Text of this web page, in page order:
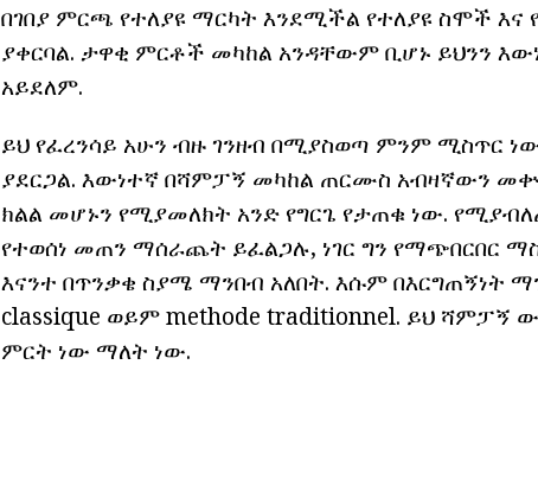
በገበያ ምርጫ የተለያዩ ማርካት እንደሚችል የተለያዩ ስሞች
ያቀርባል. ታዋቂ ምርቶች መካከል አንዳቸውም ቢሆኑ ይህንን
አይደለም.
ይህ የፈረንሳይ አሁን ብዙ ገንዘብ በሚያስወጣ ምንም ሚስጥር
ያደርጋል. እውነተኛ በሻምፓኝ መካከል ጠርሙስ አብዛኛውን
ክልል መሆኑን የሚያመለክት አንድ የግርጌ የታጠቁ ነው.
የተወሰነ መጠን ማሰራጨት ይፈልጋሉ, ነገር ግን የማጭበርበር
እናንተ በጥንቃቄ ስያሜ ማንበብ አለበት. እሱም በእርግጠኝነት
classique ወይም methode traditionnel. ይህ
ምርት ነው ማለት ነው.